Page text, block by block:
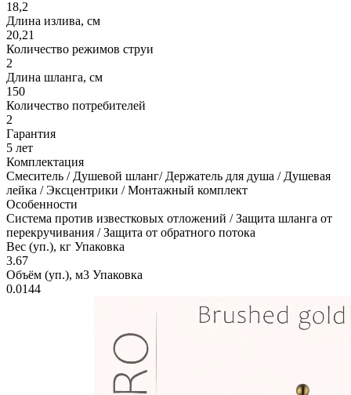
18,2
Длина излива, см
20,21
Количество режимов струи
2
Длина шланга, см
150
Количество потребителей
2
Гарантия
5 лет
Комплектация
Смеситель / Душевой шланг/ Держатель для душа / Душевая
лейка / Эксцентрики / Монтажный комплект
Особенности
Система против известковых отложений / Защита шланга от
перекручивания / Защита от обратного потока
Вес (уп.), кг Упаковка
3.67
Объём (уп.), м3 Упаковка
0.0144